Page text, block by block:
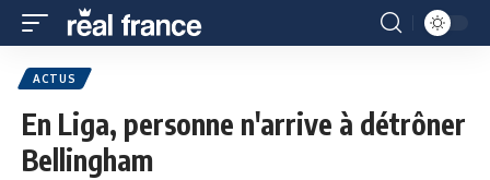
ACTUS
En Liga, personne n'arrive à détrôner
Bellingham